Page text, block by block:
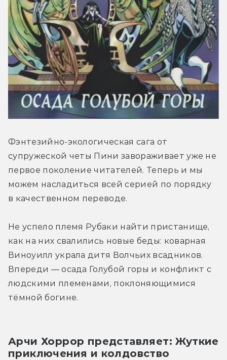
Фэнтезийно-экологическая сага от
супружеской четы Пини завораживает уже не
первое поколение читателей. Теперь и мы
можем насладиться всей серией по порядку
в качественном переводе.
Не успело племя Рубаки найти пристанище,
как на них свалились новые беды: коварная
Виноуилл украла дитя Волчьих всадников.
Впереди — осада Голубой горы и конфликт с
людскими племенами, поклоняющимися
тёмной богине.
Арчи Хоррор представляет: Жуткие
приключения и колдовство